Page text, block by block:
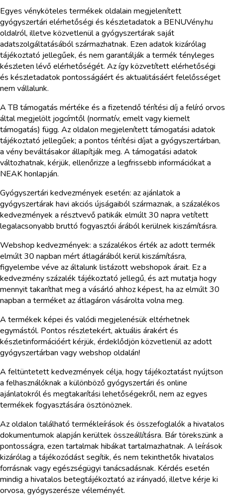
Egyes vényköteles termékek oldalain megjelenített
gyógyszertári elérhetőségi és készletadatok a BENUVény.hu
oldalról, illetve közvetlenül a gyógyszertárak saját
adatszolgáltatásából származhatnak. Ezen adatok kizárólag
tájékoztató jellegűek, és nem garantálják a termék tényleges
készleten lévő elérhetőségét. Az így közvetített elérhetőségi
és készletadatok pontosságáért és aktualitásáért felelősséget
nem vállalunk.
A TB támogatás mértéke és a fizetendő térítési díj a felíró orvos
által megjelölt jogcímtől (normatív, emelt vagy kiemelt
támogatás) függ. Az oldalon megjelenített támogatási adatok
tájékoztató jellegűek; a pontos térítési díjat a gyógyszertárban,
a vény beváltásakor állapítják meg. A támogatási adatok
változhatnak, kérjük, ellenőrizze a legfrissebb információkat a
NEAK honlapján.
Gyógyszertári kedvezmények esetén: az ajánlatok a
gyógyszertárak havi akciós újságaiból származnak, a százalékos
kedvezmények a résztvevő patikák elmúlt 30 napra vetített
legalacsonyabb bruttó fogyasztói árából kerülnek kiszámításra.
Webshop kedvezmények: a százalékos érték az adott termék
elmúlt 30 napban mért átlagárából kerül kiszámításra,
figyelembe véve az általunk listázott webshopok árait. Ez a
kedvezmény százalék tájékoztató jellegű, és azt mutatja hogy
mennyit takaríthat meg a vásárló ahhoz képest, ha az elmúlt 30
napban a terméket az átlagáron vásárolta volna meg.
A termékek képei és valódi megjelenésük eltérhetnek
egymástól. Pontos részletekért, aktuális árakért és
készletinformációért kérjük, érdeklődjön közvetlenül az adott
gyógyszertárban vagy webshop oldalán!
A feltüntetett kedvezmények célja, hogy tájékoztatást nyújtson
a felhasználóknak a különböző gyógyszertári és online
ajánlatokról és megtakarítási lehetőségekről, nem az egyes
termékek fogyasztására ösztönöznek.
Az oldalon található termékleírások és összefoglalók a hivatalos
dokumentumok alapján kerültek összeállításra. Bár törekszünk a
pontosságra, ezen tartalmak hibákat tartalmazhatnak. A leírások
kizárólag a tájékozódást segítik, és nem tekinthetők hivatalos
forrásnak vagy egészségügyi tanácsadásnak. Kérdés esetén
mindig a hivatalos betegtájékoztató az irányadó, illetve kérje ki
orvosa, gyógyszerésze véleményét.